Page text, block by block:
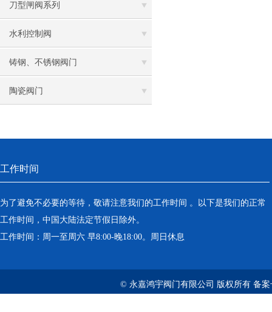
刀型闸阀系列
水利控制阀
铸钢、不锈钢阀门
陶瓷阀门
工作时间
为了避免不必要的等待，敬请注意我们的工作时间 。以下是我们的正常
工作时间，中国大陆法定节假日除外。
工作时间：周一至周六 早8:00-晚18:00。周日休息
© 永嘉鸿宇阀门有限公司 版权所有 备案